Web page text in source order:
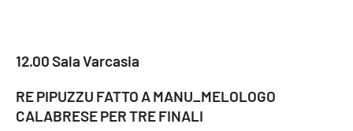
LaC TV
12.00 Sala Varcasia
RE PIPUZZU FATTO A MANU_MELOLOGO
CALABRESE PER TRE FINALI